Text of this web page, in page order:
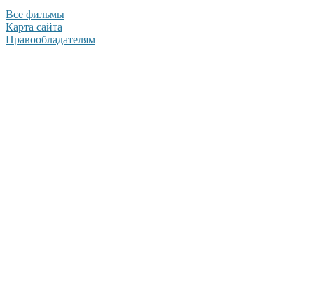
Все фильмы
Карта сайта
Правообладателям